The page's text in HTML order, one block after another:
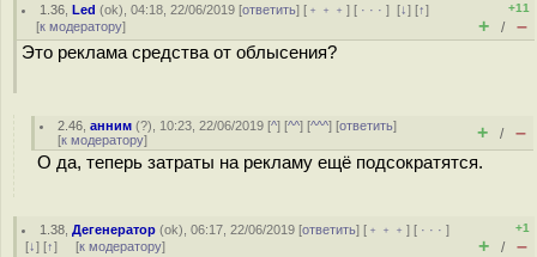
1.36 ,Led (ok), 04:18, 22/06/2019 [ответить] [ ﹢﹢﹢] [ · · ·][↓] [↑]
[к модератору]
+11
+ / –
Это реклама средства от облысения?
2.46 ,анним (?), 10:23, 22/06/2019 [^] [^^] [^^^] [ответить]
[к модератору] + / –
О да, теперь затраты на рекламу ещё подсократятся.
1.38 ,Дегенератор (ok), 06:17, 22/06/2019 [ответить] [ ﹢﹢﹢] [ · · ·]
[↓] [↑] [к модератору]
+1
+ / –